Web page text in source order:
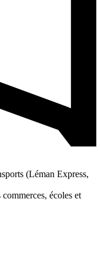
(Léman Express,
écoles et